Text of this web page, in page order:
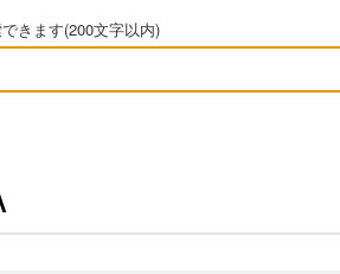
きます(200文字以内)